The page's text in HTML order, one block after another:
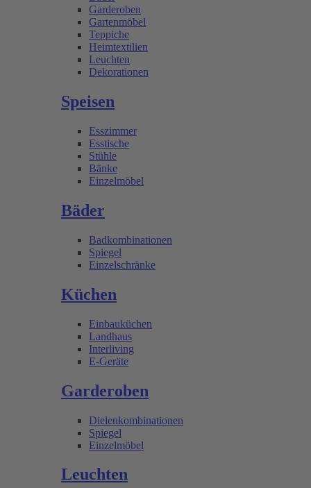
Garderoben
Gartenmöbel
Teppiche
Heimtextilien
Leuchten
Dekorationen
Speisen
Esszimmer
Esstische
Stühle
Bänke
Einzelmöbel
Bäder
Badkombinationen
Spiegel
Einzelschränke
Küchen
Einbauküchen
Landhaus
Interliving
E-Geräte
Garderoben
Dielenkombinationen
Spiegel
Einzelmöbel
Leuchten